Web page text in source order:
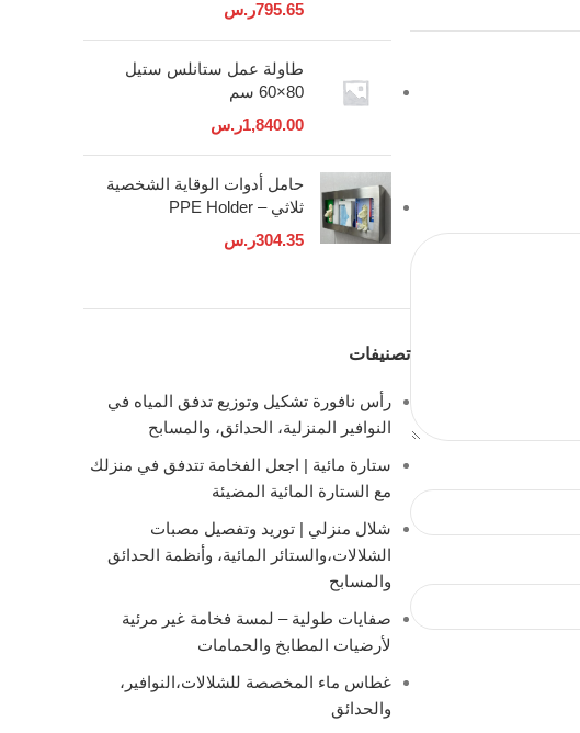
795.65ر.س
طاولة عمل ستانلس ستيل
80×60 سم
1,840.00ر.س
حامل أدوات الوقاية الشخصية
ثلاثي – PPE Holder
304.35ر.س
تصنيفات
رأس نافورة تشكيل وتوزيع تدفق المياه في
النوافير المنزلية، الحدائق، والمسابح
ستارة مائية | اجعل الفخامة تتدفق في منزلك
مع الستارة المائية المضيئة
شلال منزلي | توريد وتفصيل مصبات
الشلالات،والستائر المائية، وأنظمة الحدائق
والمسابح
صفايات طولية – لمسة فخامة غير مرئية
لأرضيات المطابخ والحمامات
غطاس ماء المخصصة للشلالات،النوافير،
والحدائق